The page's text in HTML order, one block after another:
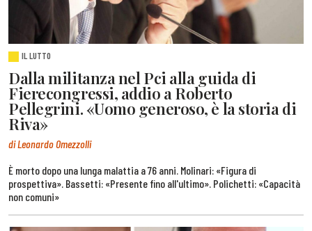
IL LUTTO
Dalla militanza nel Pci alla guida di
Fierecongressi, addio a Roberto
Pellegrini. «Uomo generoso, è la storia di
Riva»
di Leonardo Omezzolli
È morto dopo una lunga malattia a 76 anni. Molinari: «Figura di
prospettiva». Bassetti: «Presente fino all'ultimo». Polichetti: «Capacità
non comuni»